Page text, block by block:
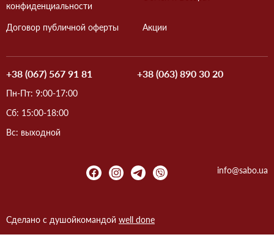
конфиденциальности
Договор публичной оферты Акции
+38 (067) 567 91 81 +38 (063) 890 30 20
Пн-Пт: 9:00-17:00
Сб: 15:00-18:00
Вс: выходной
info@sabo.ua
Сделано с душойкомандой well done